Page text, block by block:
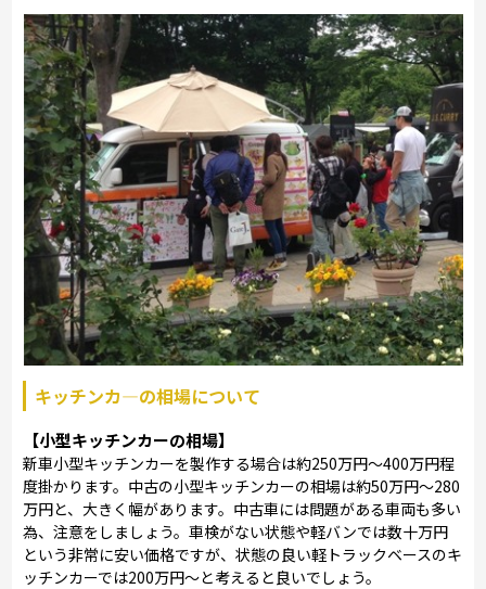
キッチンカ―の相場について
【小型キッチンカーの相場】
新車小型キッチンカーを製作する場合は約250万円～400万円程
度掛かります。中古の小型キッチンカーの相場は約50万円～280
万円と、大きく幅があります。中古車には問題がある車両も多い
為、注意をしましょう。車検がない状態や軽バンでは数十万円
という非常に安い価格ですが、状態の良い軽トラックベースのキ
ッチンカーでは200万円～と考えると良いでしょう。